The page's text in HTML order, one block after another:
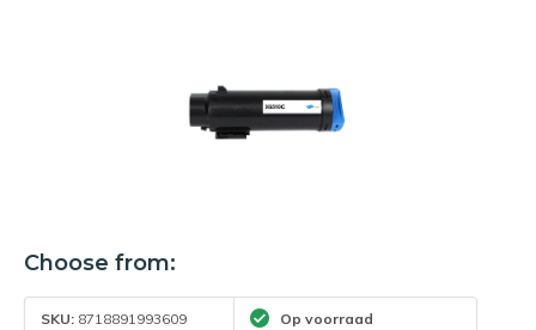
Choose from:
SKU: 8718891993609 Op voorraad